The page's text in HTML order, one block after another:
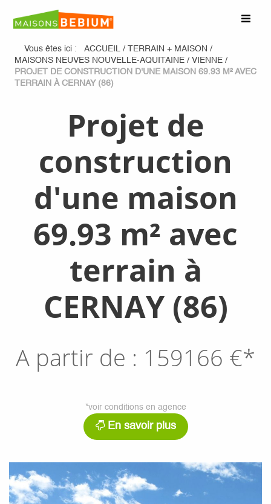
Vous êtes ici : ACCUEIL / TERRAIN + MAISON /
MAISONS NEUVES NOUVELLE-AQUITAINE / VIENNE /
PROJET DE CONSTRUCTION D'UNE MAISON 69.93 M² AVEC
TERRAIN À CERNAY (86)
Projet de
construction
d'une maison
69.93 m² avec
terrain à
CERNAY (86)
A partir de : 159166 €*
*voir conditions en agence
En savoir plus